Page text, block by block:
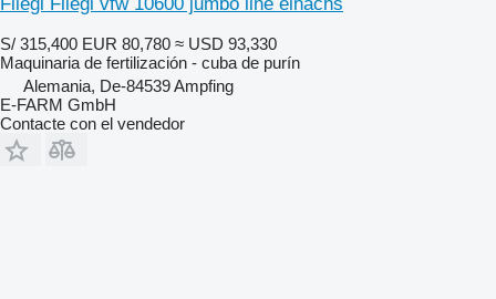
S/ 315,400 EUR 80,780 ≈ USD 93,330
Maquinaria de fertilización - cuba de purín
Alemania, De-84539 Ampfing
E-FARM GmbH
Contacte con el vendedor